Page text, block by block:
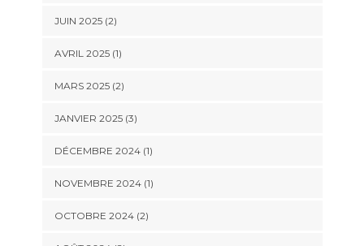
JUIN 2025(2)
AVRIL 2025(1)
MARS 2025(2)
JANVIER 2025(3)
DÉCEMBRE 2024(1)
NOVEMBRE 2024(1)
OCTOBRE 2024(2)